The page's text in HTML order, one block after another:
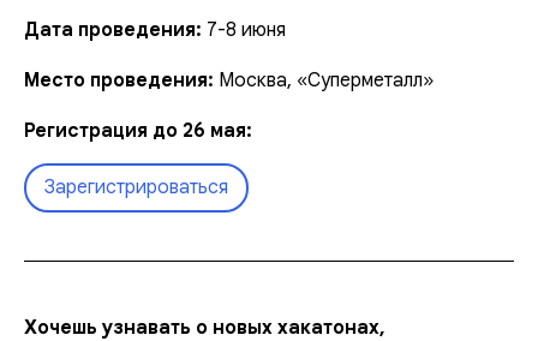
Дата проведения: 7-8 июня
Место проведения: Москва, «Суперметалл»
Регистрация до 26 мая:
Зарегистрироваться
Хочешь узнавать о новых хакатонах,